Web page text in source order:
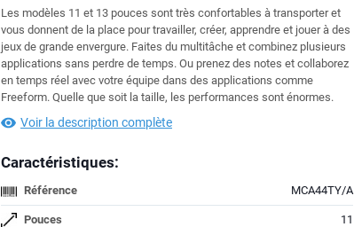
Les modèles 11 et 13 pouces sont très confortables à transporter et
vous donnent de la place pour travailler, créer, apprendre et jouer à des
jeux de grande envergure. Faites du multitâche et combinez plusieurs
applications sans perdre de temps. Ou prenez des notes et collaborez
en temps réel avec votre équipe dans des applications comme
Freeform. Quelle que soit la taille, les performances sont énormes.
Voir la description complète
Caractéristiques:
Référence MCA44TY/A
Pouces 11